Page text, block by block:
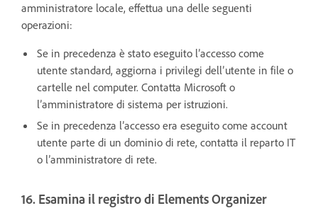
amministratore locale, effettua una delle seguenti
operazioni:
Se in precedenza è stato eseguito l’accesso come
utente standard, aggiorna i privilegi dell’utente in file o
cartelle nel computer. Contatta Microsoft o
l’amministratore di sistema per istruzioni.
Se in precedenza l’accesso era eseguito come account
utente parte di un dominio di rete, contatta il reparto IT
o l’amministratore di rete.
16. Esamina il registro di Elements Organizer